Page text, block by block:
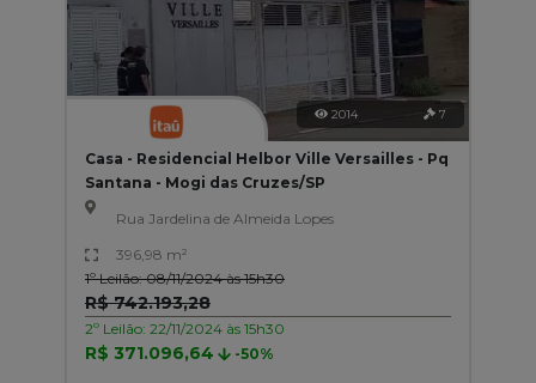
2014 7
Casa - Residencial Helbor Ville Versailles - Pq
Santana - Mogi das Cruzes/SP
Rua Jardelina de Almeida Lopes
396,98 m²
1º Leilão: 08/11/2024 às 15h30
R$ 742.193,28
2º Leilão: 22/11/2024 às 15h30
R$ 371.096,64 -50%